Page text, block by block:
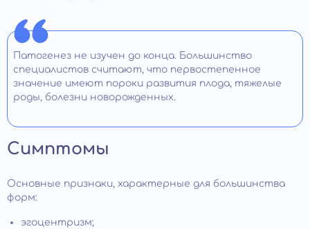
Патогенез не изучен до конца. Большинство
специалистов считают, что первостепенное
значение имеют пороки развития плода, тяжелые
роды, болезни новорожденных.
Симптомы
Основные признаки, характерные для большинства
форм:
эгоцентризм;